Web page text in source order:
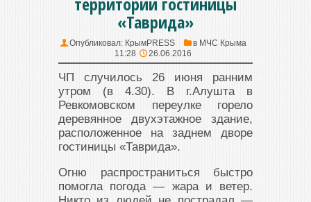
«Таврида»
Опубликовал: КрымPRESS в МЧС Крыма
11:28
26.06.2016
ЧП случилось 26 июня ранним
утром (в 4.30). В г.Алушта в
Ревкомовском переулке горело
деревянное двухэтажное здание,
расположенное на заднем дворе
гостиницы «Таврида».
Огню распространиться быстро
помогла погода — жара и ветер.